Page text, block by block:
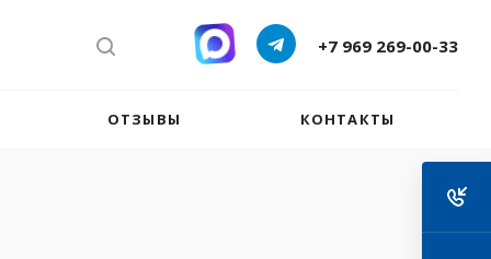
+7 969 269-00-33
ОТЗЫВЫ КОНТАКТЫ